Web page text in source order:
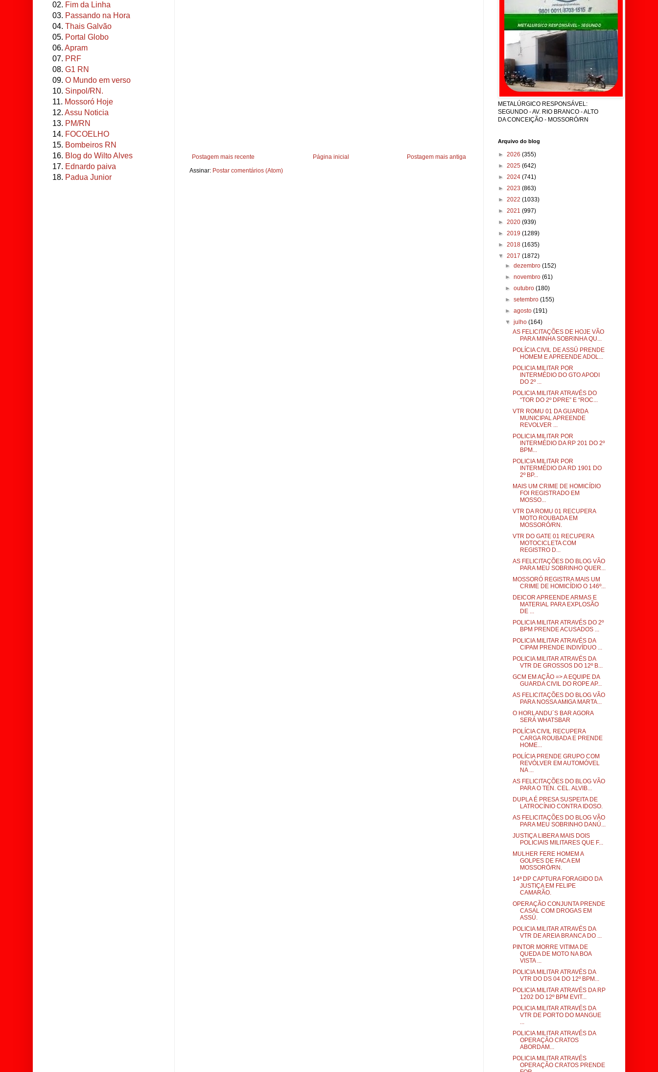
Postagem mais recente Postagem mais antiga
Página inicial
Assinar: Postar comentários (Atom)
02. Fim da Linha
03. Passando na Hora
04. Thais Galvão
05. Portal Globo
06. Apram
07. PRF
08. G1 RN
09. O Mundo em verso
10. Sinpol/RN.
11. Mossoró Hoje
12. Assu Noticia
13. PM/RN
14. FOCOELHO
15. Bombeiros RN
16. Blog do Wilto Alves
17. Ednardo paiva
18. Padua Junior
METALÚRGICO RESPONSÁVEL:
SEGUNDO - AV. RIO BRANCO - ALTO
DA CONCEIÇÃO - MOSSORÓ/RN
Arquivo do blog
► 2026 (355)
► 2025 (642)
► 2024 (741)
► 2023 (863)
► 2022 (1033)
► 2021 (997)
► 2020 (939)
► 2019 (1289)
► 2018 (1635)
▼ 2017 (1872)
►dezembro(152)
►novembro(61)
►outubro(180)
►setembro(155)
►agosto(191)
▼julho(164)
AS FELICITAÇÕES DE HOJE VÃO
PARA MINHA SOBRINHA QU...
POLÍCIA CIVIL DE ASSÚ PRENDE
HOMEM E APREENDE ADOL...
POLICIA MILITAR POR
INTERMÉDIO DO GTO APODI
DO 2º ...
POLICIA MILITAR ATRAVÉS DO
“TOR DO 2º DPRE” E “ROC...
VTR ROMU 01 DA GUARDA
MUNICIPAL APREENDE
REVOLVER ...
POLICIA MILITAR POR
INTERMÉDIO DA RP 201 DO 2º
BPM...
POLICIA MILITAR POR
INTERMÉDIO DA RD 1901 DO
2º BP...
MAIS UM CRIME DE HOMICÍDIO
FOI REGISTRADO EM
MOSSO...
VTR DA ROMU 01 RECUPERA
MOTO ROUBADA EM
MOSSORÓ/RN.
VTR DO GATE 01 RECUPERA
MOTOCICLETA COM
REGISTRO D...
AS FELICITAÇÕES DO BLOG VÃO
PARA MEU SOBRINHO QUER...
MOSSORÓ REGISTRA MAIS UM
CRIME DE HOMICÍDIO O 146º...
DEICOR APREENDE ARMAS E
MATERIAL PARA EXPLOSÃO
DE ...
POLICIA MILITAR ATRAVÉS DO 2º
BPM PRENDE ACUSADOS ...
POLICIA MILITAR ATRAVÉS DA
CIPAM PRENDE INDIVÍDUO ...
POLICIA MILITAR ATRAVÉS DA
VTR DE GROSSOS DO 12º B...
GCM EM AÇÃO => A EQUIPE DA
GUARDA CIVIL DO ROPE AP...
AS FELICITAÇÕES DO BLOG VÃO
PARA NOSSA AMIGA MARTA...
O HORLANDU´S BAR AGORA
SERÁ WHATSBAR
POLÍCIA CIVIL RECUPERA
CARGA ROUBADA E PRENDE
HOME...
POLÍCIA PRENDE GRUPO COM
REVÓLVER EM AUTOMÓVEL
NA ...
AS FELICITAÇÕES DO BLOG VÃO
PARA O TEN. CEL. ALVIB...
DUPLA É PRESA SUSPEITA DE
LATROCÍNIO CONTRA IDOSO.
AS FELICITAÇÕES DO BLOG VÃO
PARA MEU SOBRINHO DANÚ...
JUSTIÇA LIBERA MAIS DOIS
POLICIAIS MILITARES QUE F...
MULHER FERE HOMEM A
GOLPES DE FACA EM
MOSSORÓ/RN.
14ª DP CAPTURA FORAGIDO DA
JUSTIÇA EM FELIPE
CAMARÃO.
OPERAÇÃO CONJUNTA PRENDE
CASAL COM DROGAS EM
ASSÚ.
POLICIA MILITAR ATRAVÉS DA
VTR DE AREIA BRANCA DO ...
PINTOR MORRE VITIMA DE
QUEDA DE MOTO NA BOA
VISTA ...
POLICIA MILITAR ATRAVÉS DA
VTR DO DS 04 DO 12º BPM...
POLICIA MILITAR ATRAVÉS DA RP
1202 DO 12º BPM EVIT...
POLICIA MILITAR ATRAVÉS DA
VTR DE PORTO DO MANGUE
...
POLICIA MILITAR ATRAVÉS DA
OPERAÇÃO CRATOS
ABORDAM...
POLICIA MILITAR ATRAVÉS
OPERAÇÃO CRATOS PRENDE